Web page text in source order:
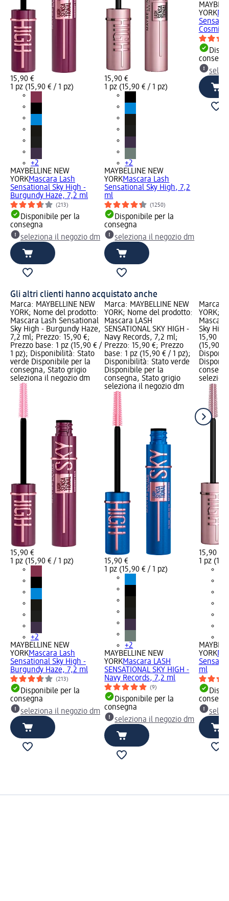
15,90 €
1 pz (15,90 € / 1 pz)
+2
MAYBELLINE NEW
YORKMascara Lash
Sensational Sky High -
Burgundy Haze, 7,2 ml
(213)
Disponibile per la
consegna
seleziona il negozio dm
15,90 €
1 pz (15,90 € / 1 pz)
+2
MAYBELLINE NEW
YORKMascara Lash
Sensational Sky High, 7,2
ml
(1250)
Disponibile per la
consegna
seleziona il negozio dm
YORK
Cosmic
Gli altri clienti hanno acquistato anche
Marca: MAYBELLINE NEW
YORK; Nome del prodotto:
Mascara Lash Sensational
Sky High - Burgundy Haze,
7,2 ml; Prezzo: 15,90 €;
Prezzo base: 1 pz (15,90 € /
1 pz); Disponibilità: Stato
verde Disponibile per la
consegna, Stato grigio
seleziona il negozio dm
15,90 €
1 pz (15,90 € / 1 pz)
+2
MAYBELLINE NEW
YORKMascara Lash
Sensational Sky High -
Burgundy Haze, 7,2 ml
(213)
Disponibile per la
consegna
seleziona il negozio dm
Marca: MAYBELLINE NEW
YORK; Nome del prodotto:
Mascara LASH
SENSATIONAL SKY HIGH -
Navy Records, 7,2 ml;
Prezzo: 15,90 €; Prezzo
base: 1 pz (15,90 € / 1 pz);
Disponibilità: Stato verde
Disponibile per la
consegna, Stato grigio
seleziona il negozio dm
15,90 €
1 pz (15,90 € / 1 pz)
+2
MAYBELLINE NEW
YORKMascara LASH
SENSATIONAL SKY HIGH -
Navy Records, 7,2 ml
(9)
Disponibile per la
consegna
seleziona il negozio dm
Marca:
YORK;
Sky
15,90 €;
(15,90 €
15,90 €
1 pz
YORK
ml